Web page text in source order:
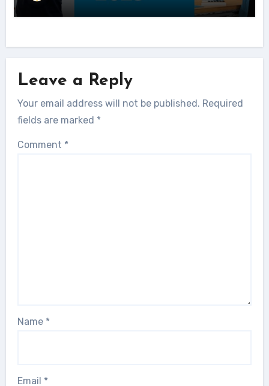
Leave a Reply
Your email address will not be published. Required
fields are marked *
Comment *
Name *
Email *